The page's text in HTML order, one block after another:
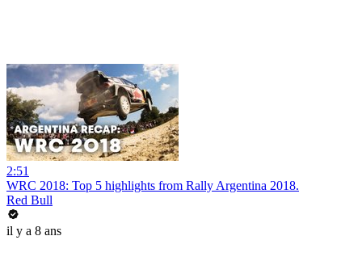
2:51
WRC 2018: Top 5 highlights from Rally Argentina 2018.
Red Bull
il y a 8 ans